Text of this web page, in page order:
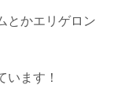
とかエリゲロン
います！